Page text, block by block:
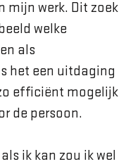
mijn werk. Dit zoek
welke
als
het een uitdaging
efficiënt mogelijk
de persoon.
ik kan zou ik wel